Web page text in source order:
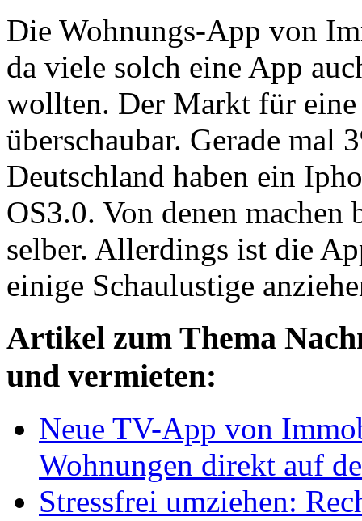
Die Wohnungs-App von
da viele solch eine App
wollten. Der Markt für
überschaubar. Gerade mal
Deutschland haben ein
OS3.0. Von denen
selber. Allerdings ist die
einige Schaulustige
Artikel zum Thema
und vermieten:
Neue TV-App von
Wohnungen direkt auf
Stressfrei umziehen: